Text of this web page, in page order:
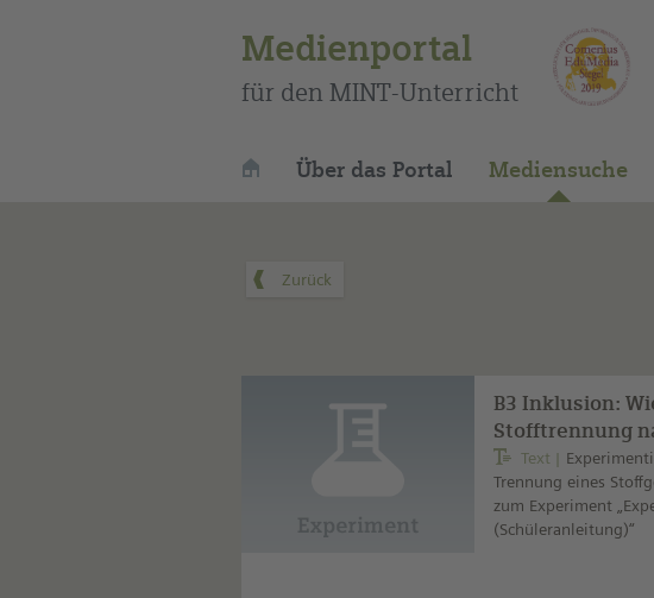
Medienportal
für den MINT-Unterricht
Über das Portal Mediensuche
B3 Inklusion:
Stofftrennung
Text
Trennung eines
zum Experiment
(Schüleranleitung)“